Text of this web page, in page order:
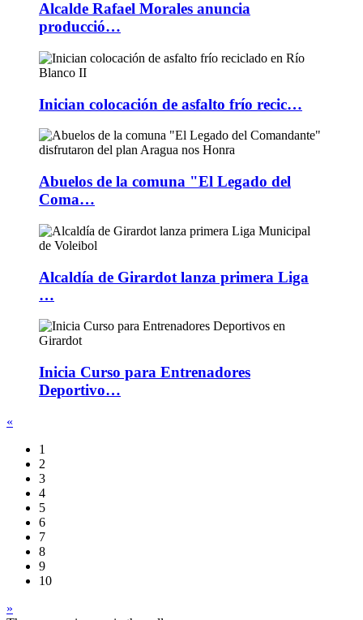
Alcalde Rafael Morales anuncia
producció…
Inician colocación de asfalto frío recic…
Abuelos de la comuna "El Legado del
Coma…
Alcaldía de Girardot lanza primera Liga
…
Inicia Curso para Entrenadores
Deportivo…
«
1
2
3
4
5
6
7
8
9
10
»